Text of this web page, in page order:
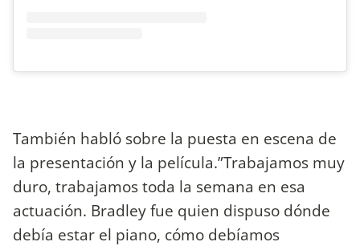
También habló sobre la puesta en escena de
la presentación y la película.”Trabajamos muy
duro, trabajamos toda la semana en esa
actuación. Bradley fue quien dispuso dónde
debía estar el piano, cómo debíamos